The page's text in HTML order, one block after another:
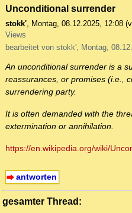
Unconditional surrender
stokk', Montag, 08.12.2025, 12:08
Views
bearbeitet von stokk', Montag,
An unconditional surrender is a
reassurances, or promises (i.e.,
surrendering party.
It is often demanded with the
extermination or annihilation.
https://en.wikipedia.org/wiki/
antworten
gesamter Thread: